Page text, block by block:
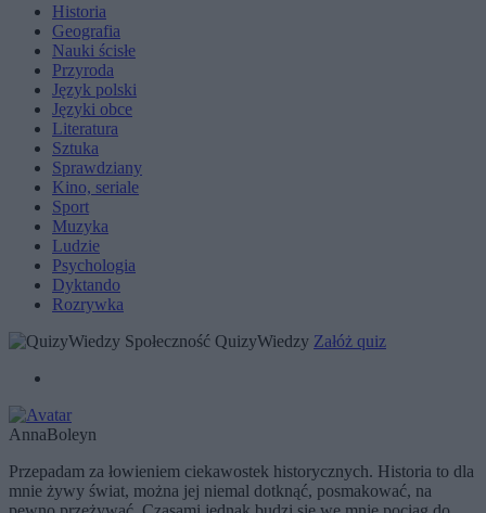
Historia
Geografia
Nauki ścisłe
Przyroda
Język polski
Języki obce
Literatura
Sztuka
Sprawdziany
Kino, seriale
Sport
Muzyka
Ludzie
Psychologia
Dyktando
Rozrywka
Społeczność QuizyWiedzy Załóż quiz
AnnaBoleyn
Przepadam za łowieniem ciekawostek historycznych. Historia to dla
mnie żywy świat, można jej niemal dotknąć, posmakować, na